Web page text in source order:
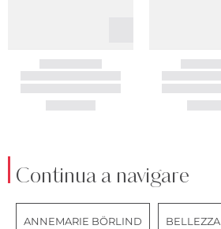
Continua a navigare
ANNEMARIE BÖRLIND BELLEZZA